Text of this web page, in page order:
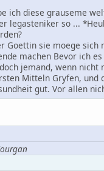
ich diese grauseme
legasteniker so ...
Goettin sie moege sich
machen Bevor ich
jemand, wenn nicht
Mitteln Gryfen, und
gut. Vor allen